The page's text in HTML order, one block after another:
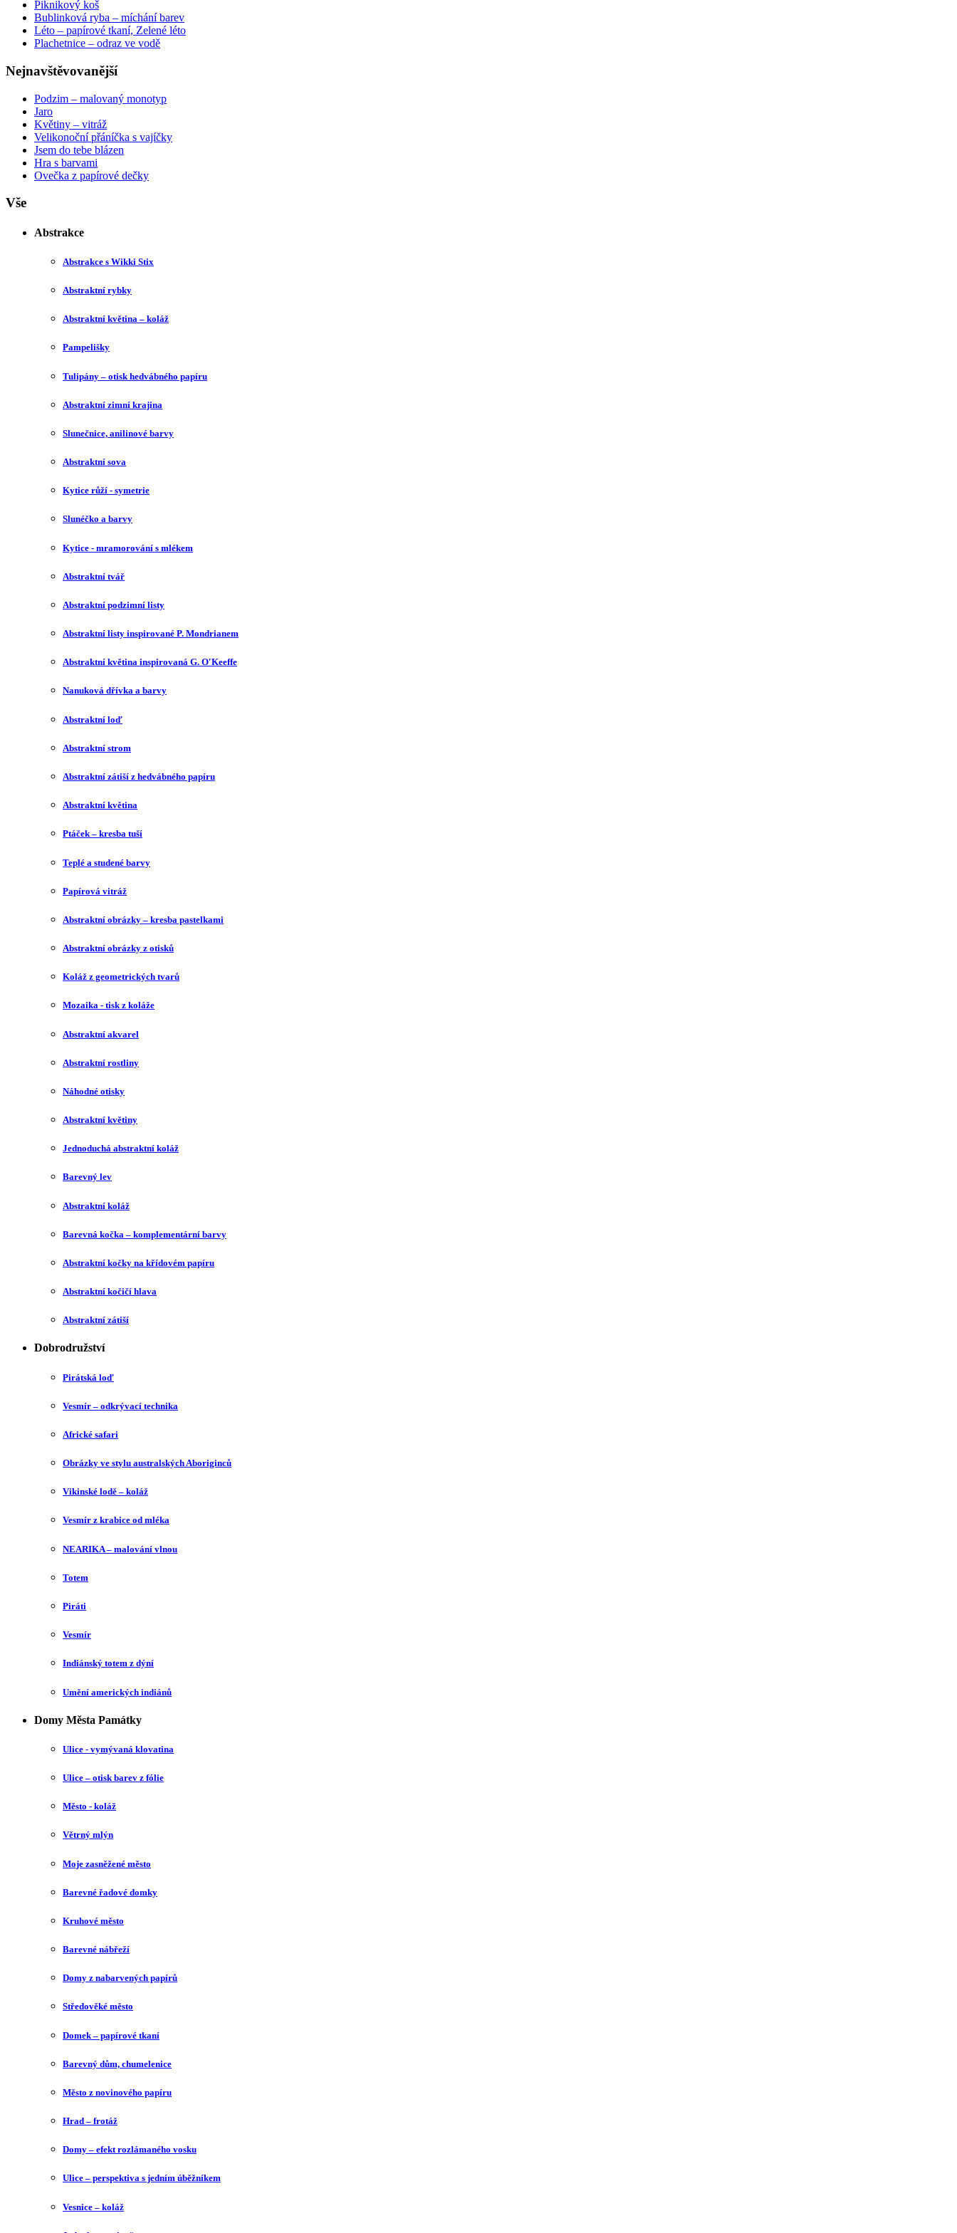
Piknikový koš
Bublinková ryba – míchání barev
Léto – papírové tkaní, Zelené léto
Plachetnice – odraz ve vodě
Nejnavštěvovanější
Podzim – malovaný monotyp
Jaro
Květiny – vitráž
Velikonoční přáníčka s vajíčky
Jsem do tebe blázen
Hra s barvami
Ovečka z papírové dečky
Vše
Abstrakce
Abstrakce s Wikki Stix
Abstraktní rybky
Abstraktní květina – koláž
Pampelišky
Tulipány – otisk hedvábného papíru
Abstraktní zimní krajina
Slunečnice, anilinové barvy
Abstraktní sova
Kytice růží - symetrie
Slunéčko a barvy
Kytice - mramorování s mlékem
Abstraktní tvář
Abstraktní podzimní listy
Abstraktní listy inspirované P. Mondrianem
Abstraktní květina inspirovaná G. O′Keeffe
Nanuková dřívka a barvy
Abstraktní loď
Abstraktní strom
Abstraktní zátiší z hedvábného papíru
Abstraktní květina
Ptáček – kresba tuší
Teplé a studené barvy
Papírová vitráž
Abstraktní obrázky – kresba pastelkami
Abstraktní obrázky z otisků
Koláž z geometrických tvarů
Mozaika - tisk z koláže
Abstraktní akvarel
Abstraktní rostliny
Náhodné otisky
Abstraktní květiny
Jednoduchá abstraktní koláž
Barevný lev
Abstraktní koláž
Barevná kočka – komplementární barvy
Abstraktní kočky na křídovém papíru
Abstraktní kočičí hlava
Abstraktní zátiší
Dobrodružství
Pirátská loď
Vesmír – odkrývací technika
Africké safari
Obrázky ve stylu australských Aboriginců
Vikinské lodě – koláž
Vesmír z krabice od mléka
NEARIKA – malování vlnou
Totem
Piráti
Vesmír
Indiánský totem z dýní
Umění amerických indiánů
Domy Města Památky
Ulice - vymývaná klovatina
Ulice – otisk barev z fólie
Město - koláž
Větrný mlýn
Moje zasněžené město
Barevné řadové domky
Kruhové město
Barevné nábřeží
Domy z nabarvených papírů
Středověké město
Domek – papírové tkaní
Barevný dům, chumelenice
Město z novinového papíru
Hrad – frotáž
Domy – efekt rozlámaného vosku
Ulice – perspektiva s jedním úběžníkem
Vesnice – koláž